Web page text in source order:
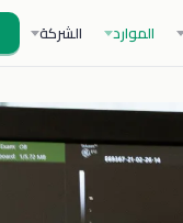
الموارد الشركة